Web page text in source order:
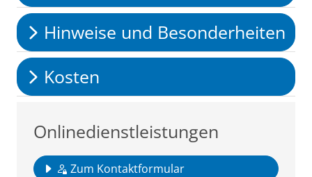
Hinweise und Besonderheiten
Kosten
Onlinedienstleistungen
Zum Kontaktformular